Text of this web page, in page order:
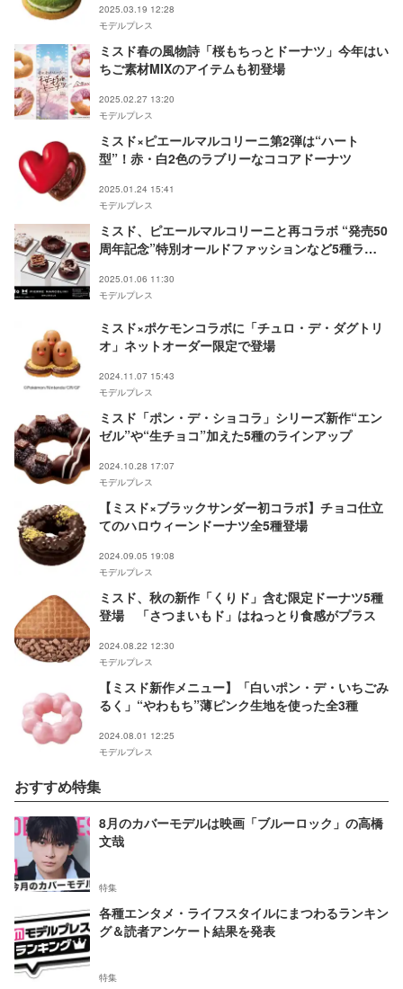
2025.03.19 12:28
モデルプレス
ミスド春の風物詩「桜もちっとドーナツ」今年はい
ちご素材MIXのアイテムも初登場
2025.02.27 13:20
モデルプレス
ミスド×ピエールマルコリーニ第2弾は“ハート
型”！赤・白2色のラブリーなココアドーナツ
2025.01.24 15:41
モデルプレス
ミスド、ピエールマルコリーニと再コラボ “発売50
周年記念”特別オールドファッションなど5種ライ
2025.01.06 11:30
モデルプレス
ミスド×ポケモンコラボに「チュロ・デ・ダグトリ
オ」ネットオーダー限定で登場
2024.11.07 15:43
モデルプレス
ミスド「ポン・デ・ショコラ」シリーズ新作“エン
ゼル”や“生チョコ”加えた5種のラインアップ
2024.10.28 17:07
モデルプレス
【ミスド×ブラックサンダー初コラボ】チョコ仕立
てのハロウィーンドーナツ全5種登場
2024.09.05 19:08
モデルプレス
ミスド、秋の新作「くりド」含む限定ドーナツ5種
登場 「さつまいもド」はねっとり食感がプラス
2024.08.22 12:30
モデルプレス
【ミスド新作メニュー】「白いポン・デ・いちごみ
るく」“やわもち”薄ピンク生地を使った全3種
2024.08.01 12:25
モデルプレス
おすすめ特集
8月のカバーモデルは映画「ブルーロック」の高橋
文哉
特集
各種エンタメ・ライフスタイルにまつわるランキン
グ＆読者アンケート結果を発表
特集